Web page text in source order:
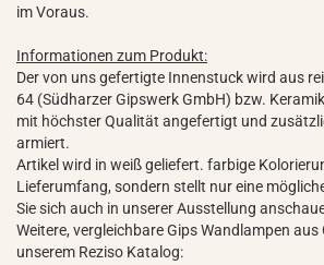
im Voraus.
Informationen zum Produkt:
Der von uns gefertigte Innenstuck wird aus
64 (Südharzer Gipswerk GmbH) bzw.
mit höchster Qualität angefertigt und
armiert.
Artikel wird in weiß geliefert. farbige
Lieferumfang, sondern stellt nur eine
Sie sich auch in unserer Ausstellung
Weitere, vergleichbare Gips Wandlampen
unserem Reziso Katalog: